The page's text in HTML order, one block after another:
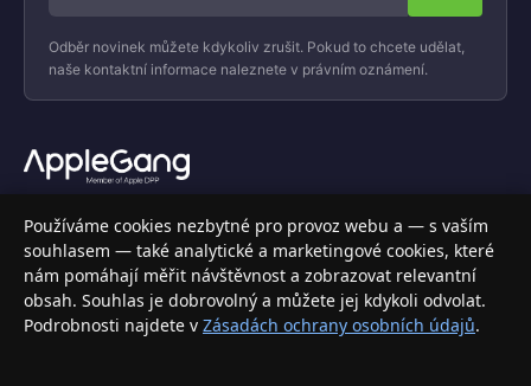
Odběr novinek můžete kdykoliv zrušit. Pokud to chcete udělat,
naše kontaktní informace naleznete v právním oznámení.
Váš specializovaný obchod s Apple produkty, příslušenstvím a
elektronikou. Nakupujte bezpečně a s jistotou.
INFORMACE
Doprava a doručení
Používáme cookies nezbytné pro provoz webu a — s vaším
souhlasem — také analytické a marketingové cookies, které
nám pomáhají měřit návštěvnost a zobrazovat relevantní
obsah. Souhlas je dobrovolný a můžete jej kdykoli odvolat.
Podrobnosti najdete v Zásadách ochrany osobních údajů.